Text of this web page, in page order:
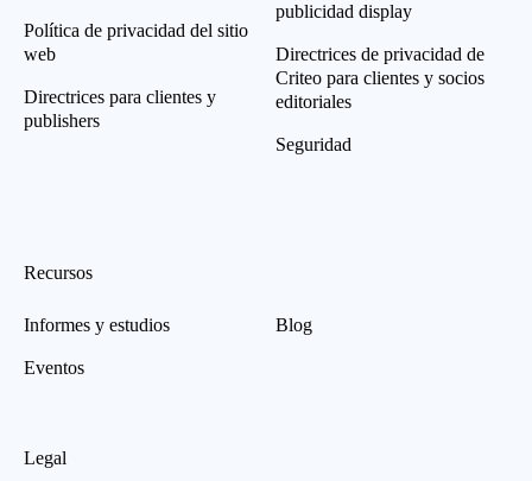
Política de privacidad del sitio
web
Directrices para clientes y
publishers
publicidad display
Directrices de privacidad de
Criteo para clientes y socios
editoriales
Seguridad
Recursos
Informes y estudios
Eventos
Blog
Legal